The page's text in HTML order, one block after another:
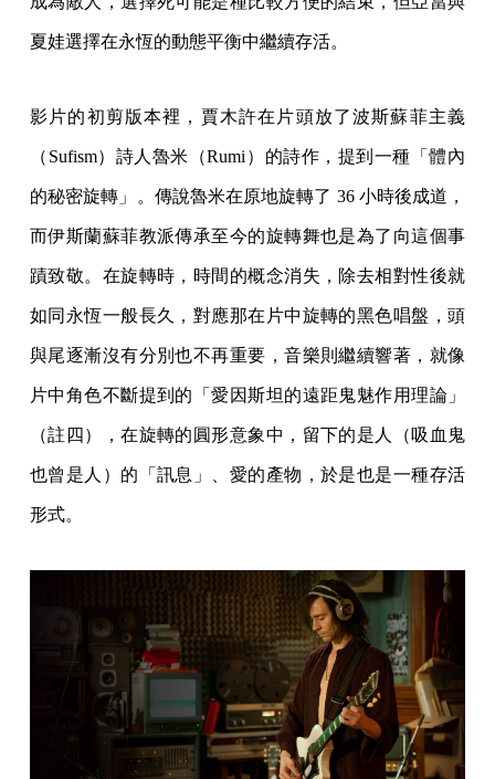
夏娃選擇在永恆的動態平衡中繼續存活。
影片的初剪版本裡，賈木許在片頭放了波斯蘇菲主義
（Sufism）詩人魯米（Rumi）的詩作，提到一種「體內
的秘密旋轉」。傳說魯米在原地旋轉了 36 小時後成道，
而伊斯蘭蘇菲教派傳承至今的旋轉舞也是為了向這個事
蹟致敬。在旋轉時，時間的概念消失，除去相對性後就
如同永恆一般長久，對應那在片中旋轉的黑色唱盤，頭
與尾逐漸沒有分別也不再重要，音樂則繼續響著，就像
片中角色不斷提到的「愛因斯坦的遠距鬼魅作用理論」
（註四），在旋轉的圓形意象中，留下的是人（吸血鬼
也曾是人）的「訊息」、愛的產物，於是也是一種存活
形式。